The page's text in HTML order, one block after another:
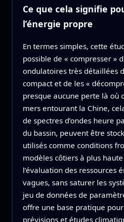
Ce que cela signifie
l’énergie propre
En termes simples, cette
possible de « compresser »
ondulatoires très détaillées
compact et de les «
presque aucune perte là où
mers entourant la Chine,
de spectres d’ondes heure
du bassin, peuvent être
utilisés comme conditions
modèles côtiers à plus
l’évaluation des ressources
vagues, sans saturer les
jeu de données de
offre une base pratique
prévisions et études